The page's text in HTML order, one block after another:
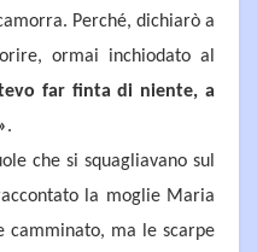
Perché, dichiarò a
ormai inchiodato al
far finta di niente, a
.
che si squagliavano sul
la moglie Maria
camminato, ma le scarpe